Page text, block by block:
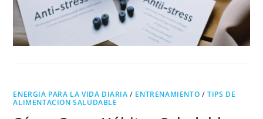
ENERGIA PARA LA VIDA DIARIA / ENTRENAMIENTO /TIPS DE
ALIMENTACION SALUDABLE